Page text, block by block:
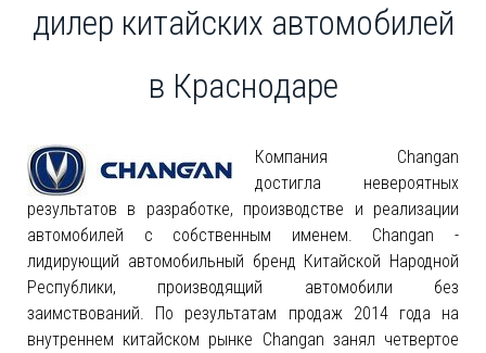
дилер китайских автомобилей
в Краснодаре
Компания Changan
достигла невероятных
результатов в разработке, производстве и реализации
автомобилей с собственным именем. Changan -
лидирующий автомобильный бренд Китайской Народной
Республики, производящий автомобили без
заимствований. По результатам продаж 2014 года на
внутреннем китайском рынке Changan занял четвертое